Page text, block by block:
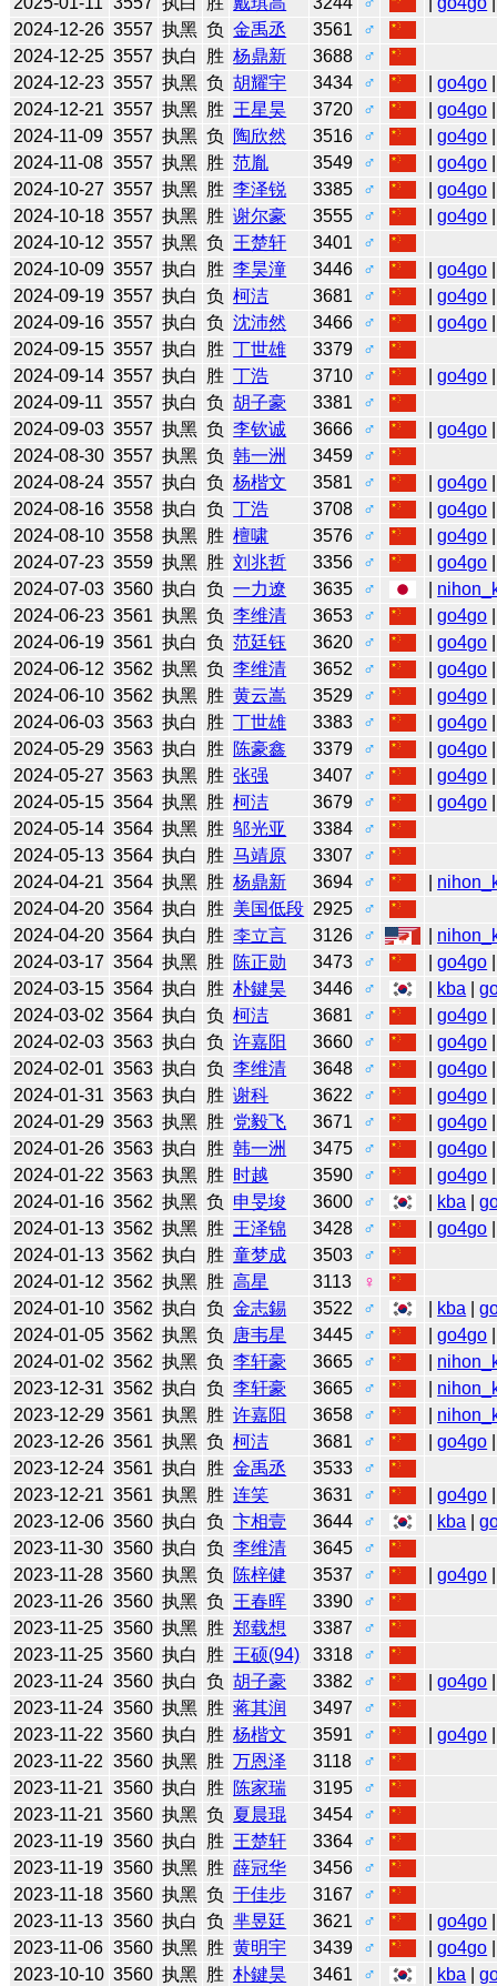
2024-12-26 3557 执黑 负 金禹丞 3561
♂
2024-12-25 3557 执白 胜 杨鼎新 3688
♂
2024-12-23 3557 执黑 负 胡耀宇 3434 ♂ |go4go
2024-12-21 3557 执黑 胜 王星昊 3720 ♂ |go4go
2024-11-09 3557 执黑 负 陶欣然 3516 ♂ |go4go
2024-11-08 3557 执黑 胜 范胤 3549 ♂ |go4go
2024-10-27 3557 执黑 胜 李泽锐 3385 ♂ |go4go
2024-10-18 3557 执黑 胜 谢尔豪 3555 ♂ |go4go
2024-10-12 3557 执黑 负 王楚轩 3401
♂
2024-10-09 3557 执白 胜 李昊潼 3446 ♂ |go4go
2024-09-19 3557 执白 负 柯洁 3681 ♂ |go4go
2024-09-16 3557 执白 负 沈沛然 3466 ♂ |go4go
2024-09-15 3557 执白 胜 丁世雄 3379
♂
2024-09-14 3557 执白 胜 丁浩 3710 ♂ |go4go
2024-09-11 3557 执白 负 胡子豪 3381
♂
2024-09-03 3557 执黑 负 李钦诚 3666 ♂ |go4go
2024-08-30 3557 执黑 负 韩一洲 3459
♂
2024-08-24 3557 执白 负 杨楷文 3581 ♂ |go4go
2024-08-16 3558 执白 负 丁浩 3708 ♂ |go4go
2024-08-10 3558 执黑 胜 檀啸 3576 ♂ |go4go
2024-07-23 3559 执黑 胜 刘兆哲 3356 ♂ |go4go
2024-07-03 3560 执白 负 一力遼 3635 ♂
2024-06-23 3561 执黑 负 李维清 3653 ♂ |go4go
2024-06-19 3561 执白 负 范廷钰 3620 ♂ |go4go
2024-06-12 3562 执黑 负 李维清 3652 ♂ |go4go
2024-06-10 3562 执黑 胜 黄云嵩 3529 ♂ |go4go
2024-06-03 3563 执白 胜 丁世雄 3383 ♂ |go4go
2024-05-29 3563 执白 胜 陈豪鑫 3379 ♂ |go4go
2024-05-27 3563 执黑 胜 张强 3407 ♂ |go4go
2024-05-15 3564 执黑 胜 柯洁 3679 ♂ |go4go
2024-05-14 3564 执黑 胜 邬光亚 3384
♂
2024-05-13 3564 执白 胜 马靖原 3307
♂
2024-04-21 3564 执黑 胜 杨鼎新 3694 ♂
2024-04-20 3564 执白 胜 美国低段 2925
♂
2024-04-20 3564 执白 胜 李立言 3126 ♂
2024-03-17 3564 执黑 胜 陈正勋 3473 ♂ |go4go
2024-03-15 3564 执白 胜 朴鍵昊 3446 ♂ kba |
2024-03-02 3564 执白 负 柯洁 3681 ♂ |go4go
2024-02-03 3563 执白 负 许嘉阳 3660 ♂ |go4go
2024-02-01 3563 执白 负 李维清 3648 ♂ |go4go
2024-01-31 3563 执白 胜 谢科 3622 ♂ |go4go
2024-01-29 3563 执黑 胜 党毅飞 3671 ♂ |go4go
2024-01-26 3563 执白 胜 韩一洲 3475 ♂ |go4go
2024-01-22 3563 执黑 胜 时越 3590 ♂ |go4go
2024-01-16 3562 执黑 负 申旻埈 3600 ♂ kba |
2024-01-13 3562 执黑 胜 王泽锦 3428 ♂ |go4go
2024-01-13 3562 执白 胜 童梦成 3503
♂
2024-01-12 3562 执黑 胜 高星 3113
♀
2024-01-10 3562 执白 负 金志錫 3522 ♂ kba |
2024-01-05 3562 执黑 负 唐韦星 3445 ♂ |go4go
2024-01-02 3562 执黑 负 李轩豪 3665 ♂
2023-12-31 3562 执白 负 李轩豪 3665 ♂
2023-12-29 3561 执黑 胜 许嘉阳 3658 ♂
2023-12-26 3561 执黑 负 柯洁 3681 ♂ |go4go
2023-12-24 3561 执白 胜 金禹丞 3533
♂
2023-12-21 3561 执黑 胜 连笑 3631 ♂ |go4go
2023-12-06 3560 执白 负 卞相壹 3644 ♂ kba |
2023-11-30 3560 执白 负 李维清 3645
♂
2023-11-28 3560 执黑 负 陈梓健 3537 ♂ |go4go
2023-11-26 3560 执黑 负 王春晖 3390
♂
2023-11-25 3560 执黑 胜 郑载想 3387
♂
2023-11-25 3560 执白 胜 王硕(94) 3318
♂
2023-11-24 3560 执白 负 胡子豪 3382 ♂ |go4go
2023-11-24 3560 执黑 胜 蒋其润 3497
♂
2023-11-22 3560 执白 胜 杨楷文 3591 ♂ |go4go
2023-11-22 3560 执黑 胜 万恩泽 3118
♂
2023-11-21 3560 执白 胜 陈家瑞 3195
♂
2023-11-21 3560 执黑 负 夏晨琨 3454
♂
2023-11-19 3560 执白 胜 王楚轩 3364
♂
2023-11-19 3560 执黑 胜 薛冠华 3456
♂
2023-11-18 3560 执黑 负 于佳步 3167
♂
2023-11-13 3560 执白 负 芈昱廷 3621 ♂ |go4go
2023-11-06 3560 执黑 胜 黄明宇 3439 ♂ |go4go
2023-10-10 3560 执黑 胜 朴鍵昊 3461 ♂ kba |